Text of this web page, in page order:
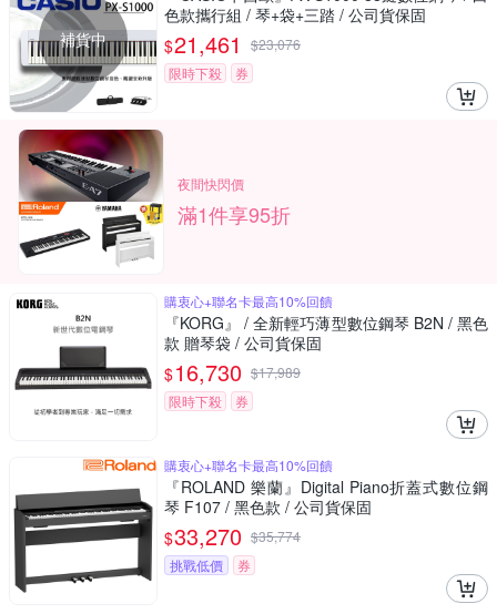
補貨中
色款攜行組 / 琴+袋+三踏 / 公司貨保固
$21,461 $23,076
限時下殺
券
夜間快閃價
滿1件享95折
購衷心+聯名卡最高10%回饋
『KORG』 / 全新輕巧薄型數位鋼琴 B2N / 黑色
款 贈琴袋 / 公司貨保固
$16,730 $17,989
限時下殺
券
購衷心+聯名卡最高10%回饋
『ROLAND 樂蘭』Digital Piano折蓋式數位鋼
琴 F107 / 黑色款 / 公司貨保固
$33,270 $35,774
挑戰低價
券